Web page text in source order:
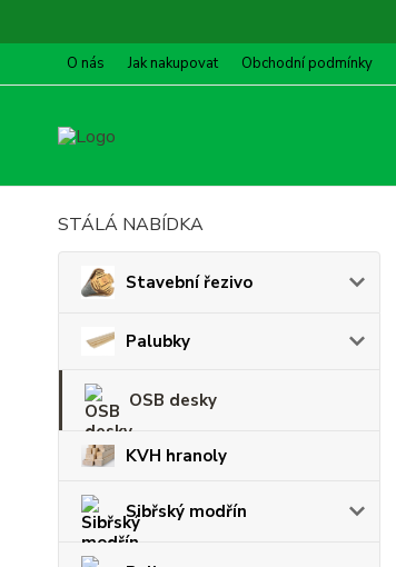
O nás Jak nakupovat Obchodní podmínky
STÁLÁ NABÍDKA
Stavební řezivo
Palubky
OSB desky
KVH hranoly
Sibřský modřín